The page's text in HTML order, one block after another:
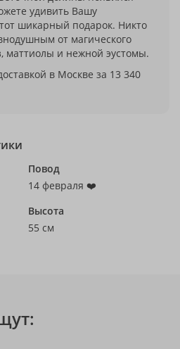
удивить Вашу
шикарный подарок. Никто
от магического
маттиолы и нежной эустомы.
в Москве за 13 340
Повод
14 февраля ❤️
Высота
55 см